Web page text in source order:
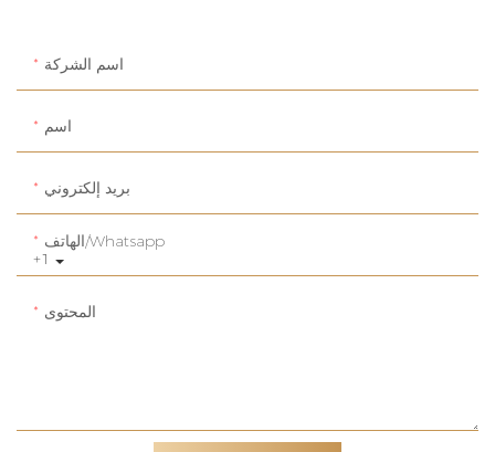
اسم الشركة
اسم
بريد إلكتروني
+1
الهاتف/whatsapp
المحتوى